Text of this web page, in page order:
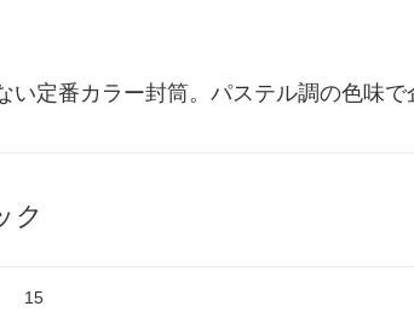
い定番カラー封筒。パステル調の色味で
ク
15